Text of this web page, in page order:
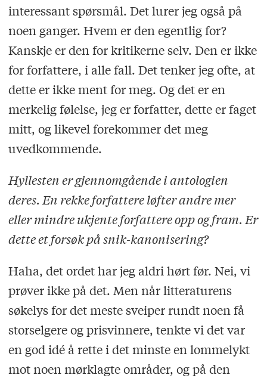
interessant spørsmål. Det lurer jeg også på
noen ganger. Hvem er den egentlig for?
Kanskje er den for kritikerne selv. Den er ikke
for forfattere, i alle fall. Det tenker jeg ofte, at
dette er ikke ment for meg. Og det er en
merkelig følelse, jeg er forfatter, dette er faget
mitt, og likevel forekommer det meg
uvedkommende.
Hyllesten er gjennomgående i antologien
deres. En rekke forfattere løfter andre mer
eller mindre ukjente forfattere opp og fram. Er
dette et forsøk på snik-kanonisering?
Haha, det ordet har jeg aldri hørt før. Nei, vi
prøver ikke på det. Men når litteraturens
søkelys for det meste sveiper rundt noen få
storselgere og prisvinnere, tenkte vi det var
en god idé å rette i det minste en lommelykt
mot noen mørklagte områder, og på den